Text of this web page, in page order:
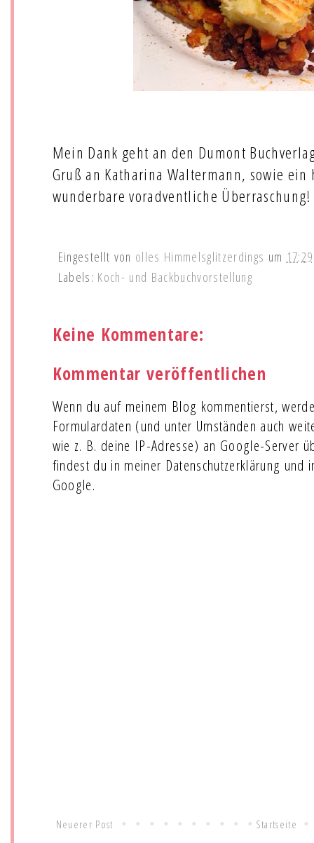
Mein Dank geht an den Dumont
Gruß an Katharina Waltermann, sowie
wunderbare voradventliche
Eingestellt von olles Himmelsglitzerdings um 17:29
Labels: Koch- und Backbuchvorstellung
Keine Kommentare:
Kommentar veröffentlichen
Wenn du auf meinem Blog kommentierst,
Formulardaten (und unter Umständen auch
wie z. B. deine IP-Adresse) an Google-Server
findest du in meiner Datenschutzerklärung und
Google.
Neuerer Post Startseite